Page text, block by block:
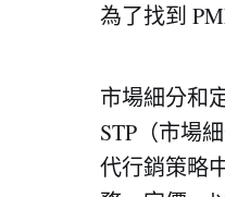
為了找到
市場細分和
STP（市場
代行銷策略